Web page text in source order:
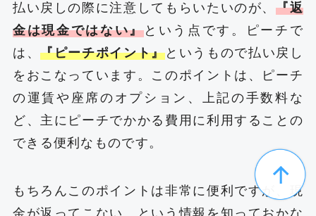
払い戻しの際に注意してもらいたいのが、『返
金は現金ではない』という点です。ピーチで
は、『ピーチポイント』というもので払い戻し
をおこなっています。このポイントは、ピーチ
の運賃や座席のオプション、上記の手数料な
ど、主にピーチでかかる費用に利用することの
できる便利なものです。
もちろんこのポイントは非常に便利ですが、現
金が返ってこない、という情報を知っておかな